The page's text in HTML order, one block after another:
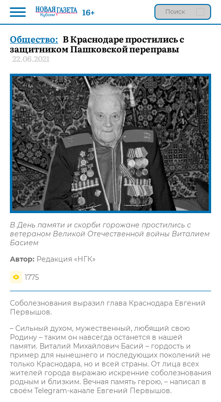
Общество: В Краснодаре простились с
защитником Пашковской переправы
22.06.2021
В День памяти и скорби горожане простились с
ветераном Великой Отечественной войны Виталием
Басием
Автор: Редакция «НГК»
1775
Соболезнования выразил глава Краснодара Евгений
Первышов.
– Сильный духом, мужественный, любящий свою
Родину – таким он навсегда останется в нашей
памяти. Виталий Михайлович Басий – гордость и
пример для нынешнего и последующих поколений не
только Краснодара, но и всей страны. От лица всех
жителей города выражаю искренние соболезнования
родным и близким. Вечная память герою, – написал в
своём Telegram-канале Евгений Первышов.
16+